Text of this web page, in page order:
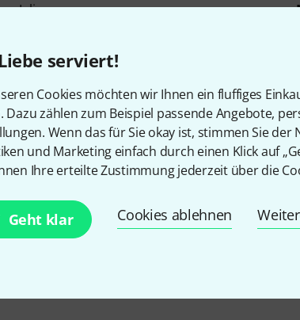
serviert!
Cookies möchten wir Ihnen ein fluffiges
Dazu zählen zum Beispiel passende Angebote,
Wenn das für Sie okay ist, stimmen Sie
und Marketing einfach durch einen Klick auf
Ihre erteilte Zustimmung jederzeit über die
Geht klar Cookies ablehnen
Inline
H-Fuß (B-Fuß)
Bundle selbst zusammenstellen